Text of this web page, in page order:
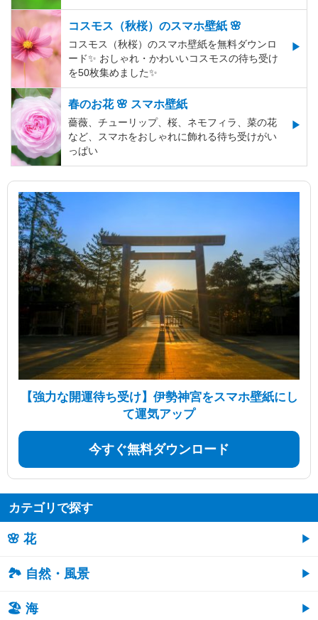
コスモス（秋桜）のスマホ壁紙 🌸
コスモス（秋桜）のスマホ壁紙を無料ダウンロ
ード✨️ おしゃれ・かわいいコスモスの待ち受け
を50枚集めました✨️
春のお花 🌸 スマホ壁紙
薔薇、チューリップ、桜、ネモフィラ、菜の花
など、スマホをおしゃれに飾れる待ち受けがい
っぱい
【強力な開運待ち受け】伊勢神宮をスマホ壁紙にし
て運気アップ
今すぐ無料ダウンロード
カテゴリで探す
🌸 花
🏞️ 自然・風景
🏖 海